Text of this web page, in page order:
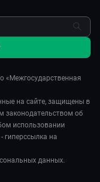
«Межгосударственная
на сайте, защищены в
законодательством об
использовании
гиперссылка на
данных.